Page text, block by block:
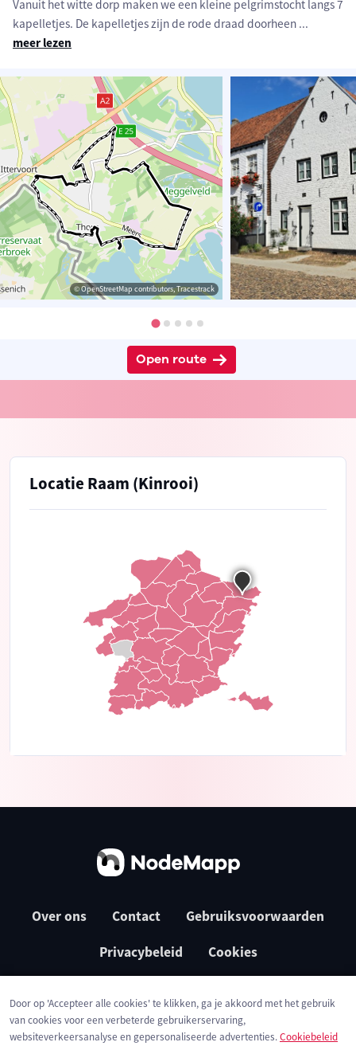
Vanuit het witte dorp maken we een kleine pelgrimstocht langs 7
kapelletjes. De kapelletjes zijn de rode draad doorheen ...
meer lezen
© OpenStreetMap contributors, Tracestrack
Open route
Locatie Raam (Kinrooi)
Over ons Contact Gebruiksvoorwaarden
Privacybeleid Cookies
Door op 'Accepteer alle cookies' te klikken, ga je akkoord met het gebruik
van cookies voor een verbeterde gebruikerservaring,
websiteverkeersanalyse en gepersonaliseerde advertenties.Cookiebeleid